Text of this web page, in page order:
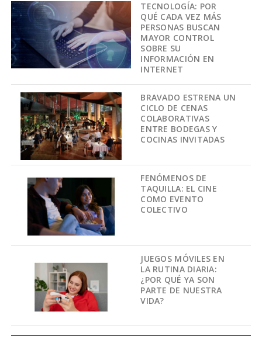
TECNOLOGÍA: POR
QUÉ CADA VEZ MÁS
PERSONAS BUSCAN
MAYOR CONTROL
SOBRE SU
INFORMACIÓN EN
INTERNET
BRAVADO ESTRENA UN
CICLO DE CENAS
COLABORATIVAS
ENTRE BODEGAS Y
COCINAS INVITADAS
FENÓMENOS DE
TAQUILLA: EL CINE
COMO EVENTO
COLECTIVO
JUEGOS MÓVILES EN
LA RUTINA DIARIA:
¿POR QUÉ YA SON
PARTE DE NUESTRA
VIDA?